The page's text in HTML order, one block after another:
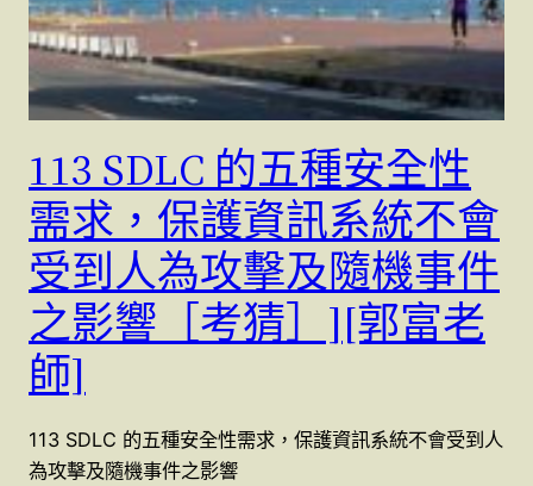
113 SDLC 的五種安全性
需求，保護資訊系統不會
受到人為攻擊及隨機事件
之影響［考猜］][郭富老
師]
113 SDLC 的五種安全性需求，保護資訊系統不會受到人
為攻擊及隨機事件之影響